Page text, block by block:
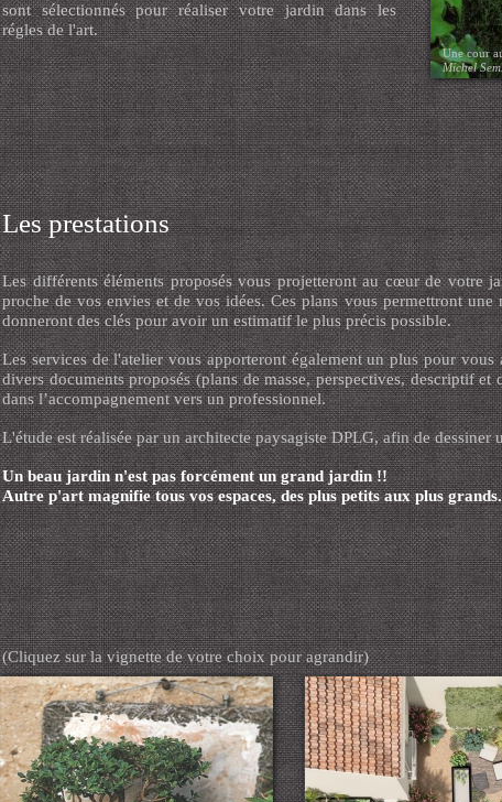
Une cour
Michel
(Cliquez sur la vignette de votre choix pour agrandir)
Les différents éléments proposés vous projetteront au cœur de
proche de vos envies et de vos idées. Ces plans vous permettront
donneront des clés pour avoir un estimatif le plus précis possible.
Les services de l'atelier vous apporteront également un plus pour
divers documents proposés (plans de masse, perspectives, descriptif
dans l’accompagnement vers un professionnel.
L'étude est réalisée par un architecte paysagiste DPLG, afin de dessiner
Un beau jardin n'est pas forcément un grand jardin !!
Autre p'art magnifie tous vos espaces, des plus petits aux plus
Les prestations
sont sélectionnés pour réaliser votre jardin dans les
régles de l'art.